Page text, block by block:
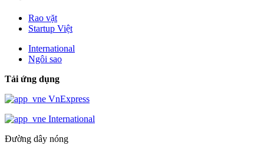
Rao vặt
Startup Việt
International
Ngôi sao
Tải ứng dụng
VnExpress
International
Đường dây nóng